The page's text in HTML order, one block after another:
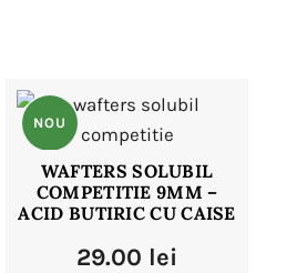
NOU
WAFTERS SOLUBIL
COMPETITIE 9MM –
ACID BUTIRIC CU CAISE
29.00 lei